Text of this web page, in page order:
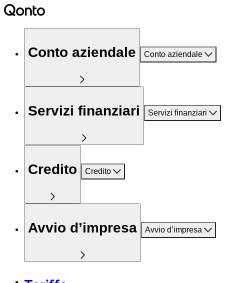
Conto aziendale Conto aziendale
Servizi finanziari Servizi finanziari
Credito Credito
Avvio d’impresa Avvio d’impresa